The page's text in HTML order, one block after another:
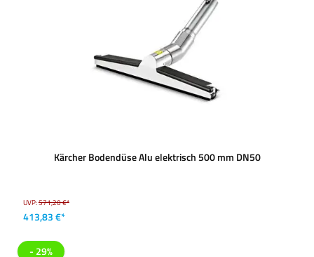
Kärcher Bodendüse Alu elektrisch 500 mm DN50
UVP:571,20 €*
413,83 €*
- 29%